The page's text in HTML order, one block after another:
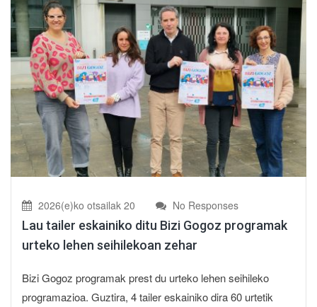
2026(e)ko otsailak 20 No Responses
Lau tailer eskainiko ditu Bizi Gogoz programak
urteko lehen seihilekoan zehar
Bizi Gogoz programak prest du urteko lehen seihileko
programazioa. Guztira, 4 tailer eskainiko dira 60 urtetik